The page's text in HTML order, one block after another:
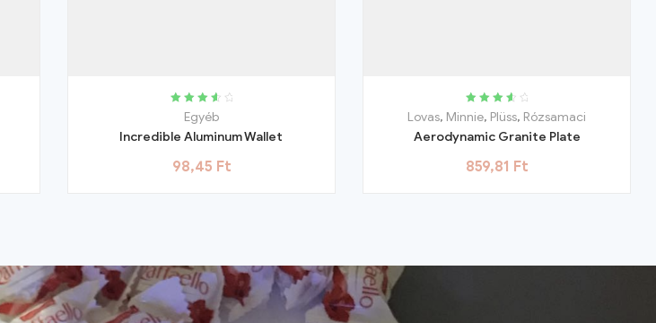
Rated
3.75
Egyéb
Incredible Aluminum Wallet
98,45 Ft
Rated3.75
Lovas, Minnie, Plüss, Rózsamaci
Aerodynamic Granite Plate
859,81 Ft